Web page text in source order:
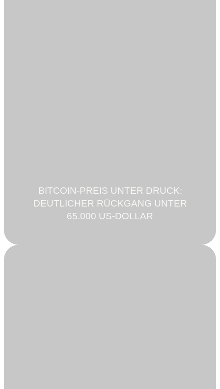
BITCOIN-PREIS UNTER DRUCK:
DEUTLICHER RÜCKGANG UNTER
65.000 US-DOLLAR